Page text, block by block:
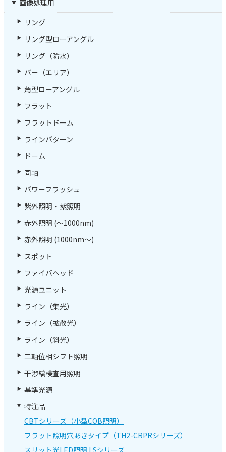
画像処理用
リング
リング型ローアングル
リング（防水）
バー（エリア）
角型ローアングル
フラット
フラットドーム
ラインパターン
ドーム
同軸
パワーフラッシュ
紫外照明・紫照明
赤外照明 (～1000nm)
赤外照明 (1000nm～)
スポット
ファイバヘッド
光源ユニット
ライン（集光）
ライン（拡散光）
ライン（斜光）
二軸位相シフト照明
干渉縞検査用照明
基準光源
特注品
CBTシリーズ（小型COB照明）
フラット照明穴あきタイプ（TH2-CRPRシリーズ）
スリット光LED照明 LSシリーズ